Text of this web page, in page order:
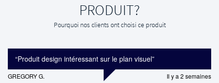
PRODUIT?
Pourquoi nos clients ont choisi ce produit
“Produit design intéressant sur le plan visuel”
GREGORY G. Il y a 2 semaines